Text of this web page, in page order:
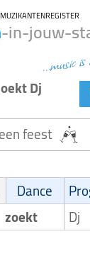
-in-jouw-
Dj
feest
Dance
zoekt Dj